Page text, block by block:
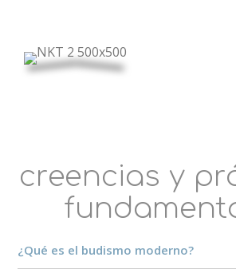
creencias y
¿Qué es el budismo moderno?